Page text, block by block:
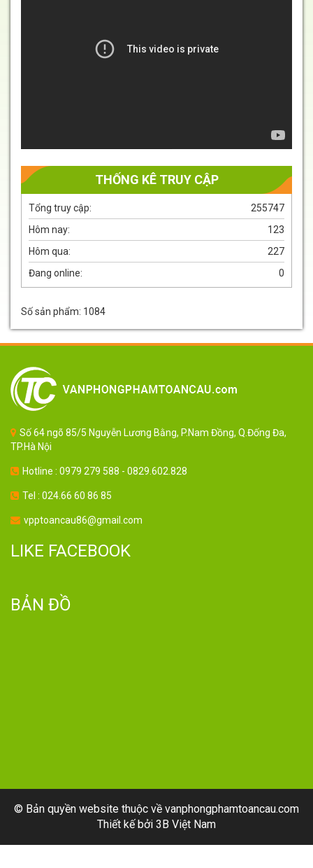
THỐNG KÊ TRUY CẬP
255747
Tổng truy cập:
123
Hôm nay:
227
Hôm qua:
0
Đang online:
Số sản phẩm: 1084
Số 64 ngõ 85/5 Nguyễn Lương Bằng, P.Nam Đồng, Q.Đống Đa,
TP.Hà Nội
Hotline : 0979 279 588 - 0829.602.828
Tel : 024.66 60 86 85
vpptoancau86@gmail.com
LIKE FACEBOOK
BẢN ĐỒ
© Bản quyền website thuộc về vanphongphamtoancau.com
Thiết kế bởi 3B Việt Nam